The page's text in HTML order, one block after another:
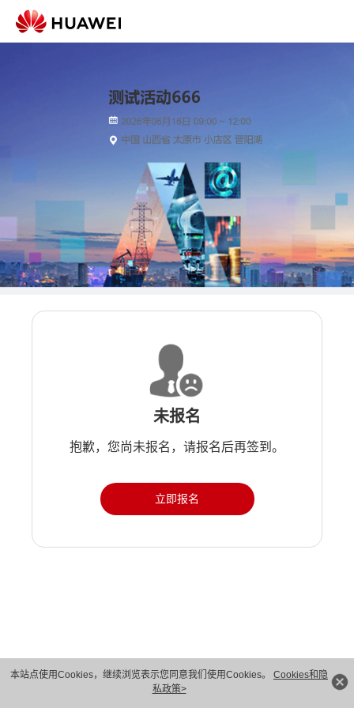
本站点使用Cookies，继续浏览表示您同意我们使用Cookies。 Cookies和隐
私政策>
未报名
抱歉，您尚未报名，请报名后再签到。
立即报名
版权所有 © 华为技术有限公司 1998-2026。 保留一切权利。粤A2-20044005号
隐私保护
法律声明